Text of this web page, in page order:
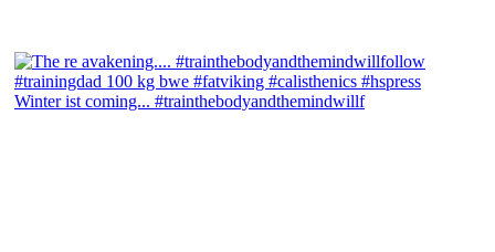
Winter ist coming... #trainthebodyandthemindwillf